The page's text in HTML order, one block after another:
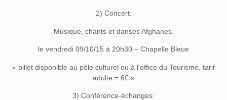
2) Concert:
Musique, chants et danses Afghanes.
le vendredi 09/10/15 à 20h30 – Chapelle Bleue
« billet disponible au pôle culturel ou à l'office du Tourisme, tarif
adulte = 6€ »
3) Conférence-échanges: